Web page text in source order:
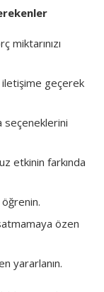
miktarınızı
iletişime geçerek
seçeneklerini
etkinin farkında
özen
yararlanın.